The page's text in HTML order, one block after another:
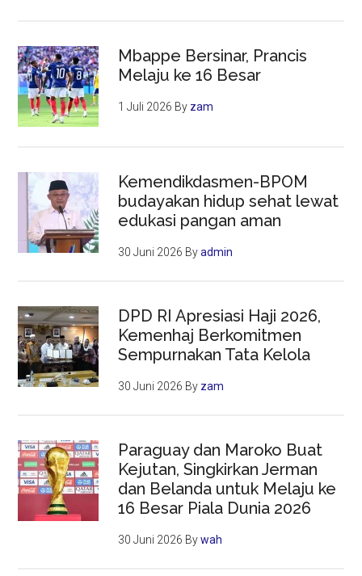
Mbappe Bersinar, Prancis
Melaju ke 16 Besar
1 Juli 2026 By zam
Kemendikdasmen-BPOM
budayakan hidup sehat lewat
edukasi pangan aman
30 Juni 2026 Byadmin
DPD RI Apresiasi Haji 2026,
Kemenhaj Berkomitmen
Sempurnakan Tata Kelola
30 Juni 2026 By zam
Paraguay dan Maroko Buat
Kejutan, Singkirkan Jerman
dan Belanda untuk Melaju ke
16 Besar Piala Dunia 2026
30 Juni 2026 Bywah